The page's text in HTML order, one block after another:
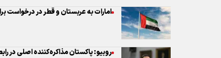
امارات به عربستان و قطر در درخواست
روبیو: پاکستان مذاکره‌کننده اصلی در